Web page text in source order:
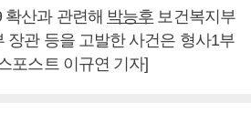
산과 관련해 박능후 보건복지부
장관 등을 고발한 사건은 형사1부
포스트 이규연 기자]